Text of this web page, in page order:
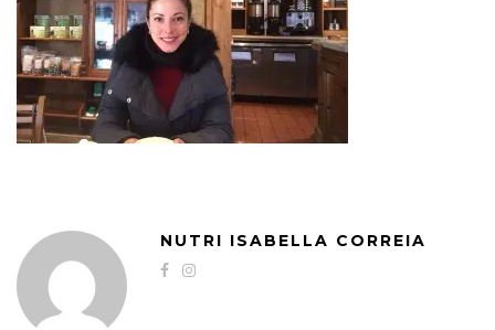
NUTRI ISABELLA CORREIA